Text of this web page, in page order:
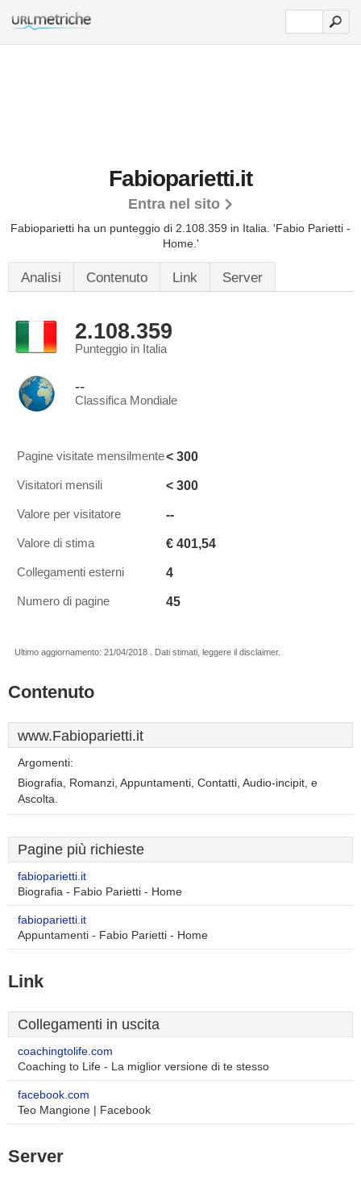
Fabioparietti.it
Entra nel sito
Fabioparietti ha un punteggio di 2.108.359 in Italia. 'Fabio Parietti -
Home.'
Analisi Contenuto Link Server
2.108.359
Punteggio in Italia
--
Classifica Mondiale
Pagine visitate mensilmente< 300
Visitatori mensili < 300
Valore per visitatore --
Valore di stima € 401,54
Collegamenti esterni 4
Numero di pagine 45
Ultimo aggiornamento: 21/04/2018 . Dati stimati, leggere il disclaimer.
Contenuto
www.Fabioparietti.it
Argomenti:
Biografia, Romanzi, Appuntamenti, Contatti, Audio-incipit, e
Ascolta.
Pagine più richieste
fabioparietti.it
Biografia - Fabio Parietti - Home
fabioparietti.it
Appuntamenti - Fabio Parietti - Home
Link
Collegamenti in uscita
coachingtolife.com
Coaching to Life - La miglior versione di te stesso
facebook.com
Teo Mangione | Facebook
Server